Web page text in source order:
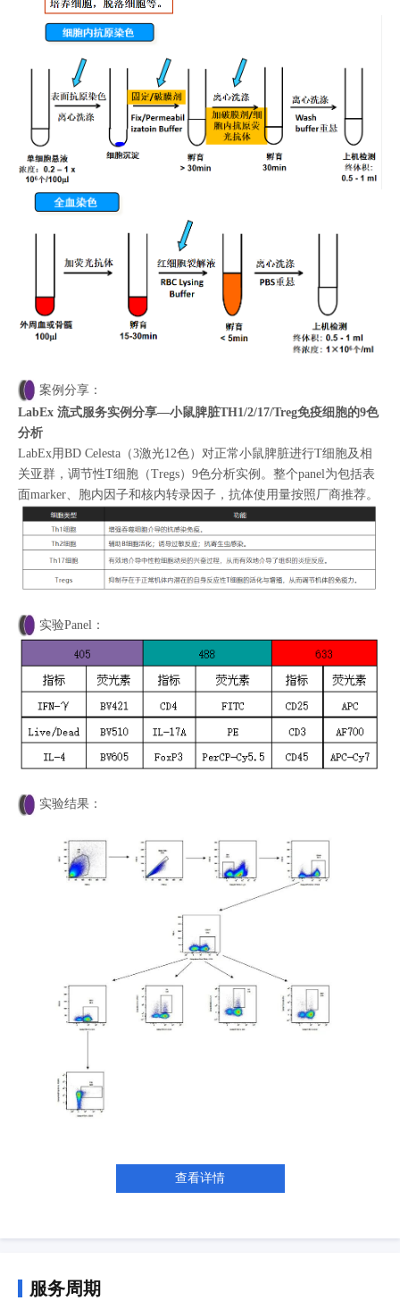
案例分享：
LabEx 流式服务实例分享—小鼠脾脏TH1/2/17/Treg免疫细胞的9色
分析
LabEx用BD Celesta（3激光12色）对正常小鼠脾脏进行T细胞及相
关亚群，调节性T细胞（Tregs）9色分析实例。整个panel为包括表
面marker、胞内因子和核内转录因子，抗体使用量按照厂商推荐。
实验Panel：
实验结果：
查看详情
服务周期